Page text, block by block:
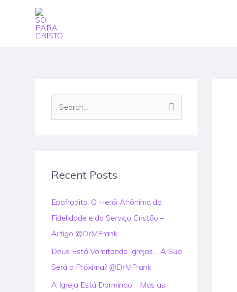
c
f
o
r
Recent Posts
Epafrodito: O Herói Anônimo da
Fidelidade e do Serviço Cristão –
Artigo @DrMFrank
Deus Está Vomitando Igrejas… A Sua
Será a Próxima? @DrMFrank
A Igreja Está Dormindo… Mas as